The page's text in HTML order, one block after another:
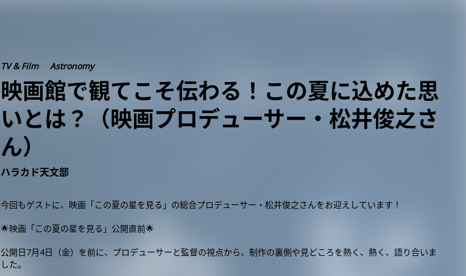
TV & Film Astronomy
映画館で観てこそ伝わる！この夏に込めた思
いとは？（映画プロデューサー・松井俊之さ
ん）
ハラカド天文部
今回もゲストに、映画「この夏の星を見る」の総合プロデューサー・松井俊之さんをお迎えしています！
🌟映画「この夏の星を見る」公開直前🌟
公開日7月4日（金）を前に、プロデューサーと監督の視点から、制作の裏側や見どころを熱く、熱く、語り合いま
した。